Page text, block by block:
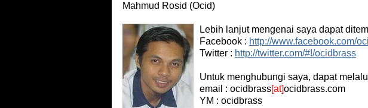
Mahmud Rosid (Ocid)
Lebih lanjut mengenai saya dapat
Facebook : http://www.facebook.com/
Twitter : http://twitter.com/#!/ocidbrass
Untuk menghubungi saya, dapat
email : ocidbrass[at]ocidbrass.com
YM : ocidbrass